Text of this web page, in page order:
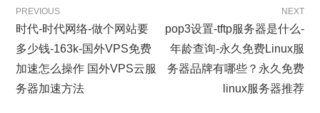
PREVIOUS
时代-时代网络-做个网站要
多少钱-163k-国外VPS免费
加速怎么操作 国外VPS云服
务器加速方法
NEXT
pop3设置-tftp服务器是什么-
年龄查询-永久免费Linux服
务器品牌有哪些？永久免费
linux服务器推荐